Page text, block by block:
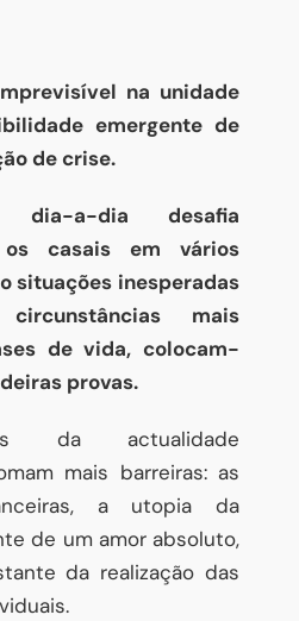
na unidade
emergente de
de crise.
a-dia desafia
os casais em vários
situações inesperadas
mais
de vida, colocam-
provas.
da actualidade
mais barreiras: as
a utopia da
de um amor absoluto,
da realização das